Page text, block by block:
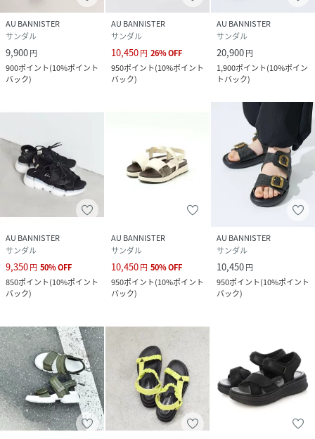
AU BANNISTER
サンダル
9,900円
900ポイント(10%ポイント
バック)
AU BANNISTER
サンダル
10,450円 26%OFF
950ポイント(10%ポイント
バック)
AU BANNISTER
サンダル
20,900円
1,900ポイント(10%ポイン
トバック)
AU BANNISTER
サンダル
9,350円 50%OFF
850ポイント(10%ポイント
バック)
AU BANNISTER
サンダル
10,450円 50%OFF
950ポイント(10%ポイント
バック)
AU BANNISTER
サンダル
10,450円
950ポイント(10%ポイント
バック)